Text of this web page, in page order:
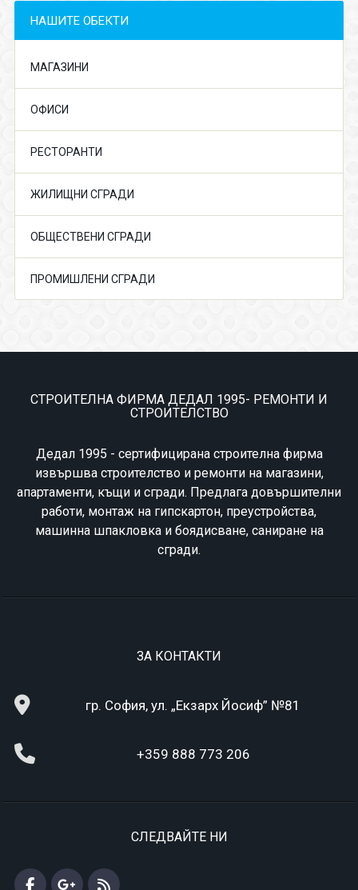
НАШИТЕ ОБЕКТИ
МАГАЗИНИ
ОФИСИ
РЕСТОРАНТИ
ЖИЛИЩНИ СГРАДИ
ОБЩЕСТВЕНИ СГРАДИ
ПРОМИШЛЕНИ СГРАДИ
СТРОИТЕЛНА ФИРМА ДЕДАЛ 1995- РЕМОНТИ И
СТРОИТЕЛСТВО
Дедал 1995 - сертифицирана строителна фирма
извършва строителство и ремонти на магазини,
апартаменти, къщи и сгради. Предлага довършителни
работи, монтаж на гипскартон, преустройства,
машинна шпакловка и боядисване, саниране на
сгради.
ЗА КОНТАКТИ
гр. София, ул. „Екзарх Йосиф” №81
+359 888 773 206
СЛЕДВАЙТЕ НИ